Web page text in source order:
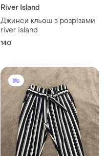
River Island
Джинси кльош з розрізами
river island
140